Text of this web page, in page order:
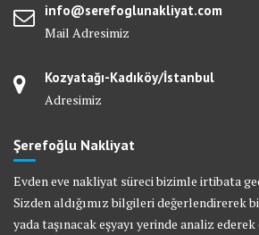
info@serefoglunakliyat.com
Mail Adresimiz
Kozyatağı-Kadıköy/İstanbul
Adresimiz
Şerefoğlu Nakliyat
Evden eve nakliyat süreci bizimle irtibata
Sizden aldığımız bilgileri değerlendirerek
yada taşınacak eşyayı yerinde analiz